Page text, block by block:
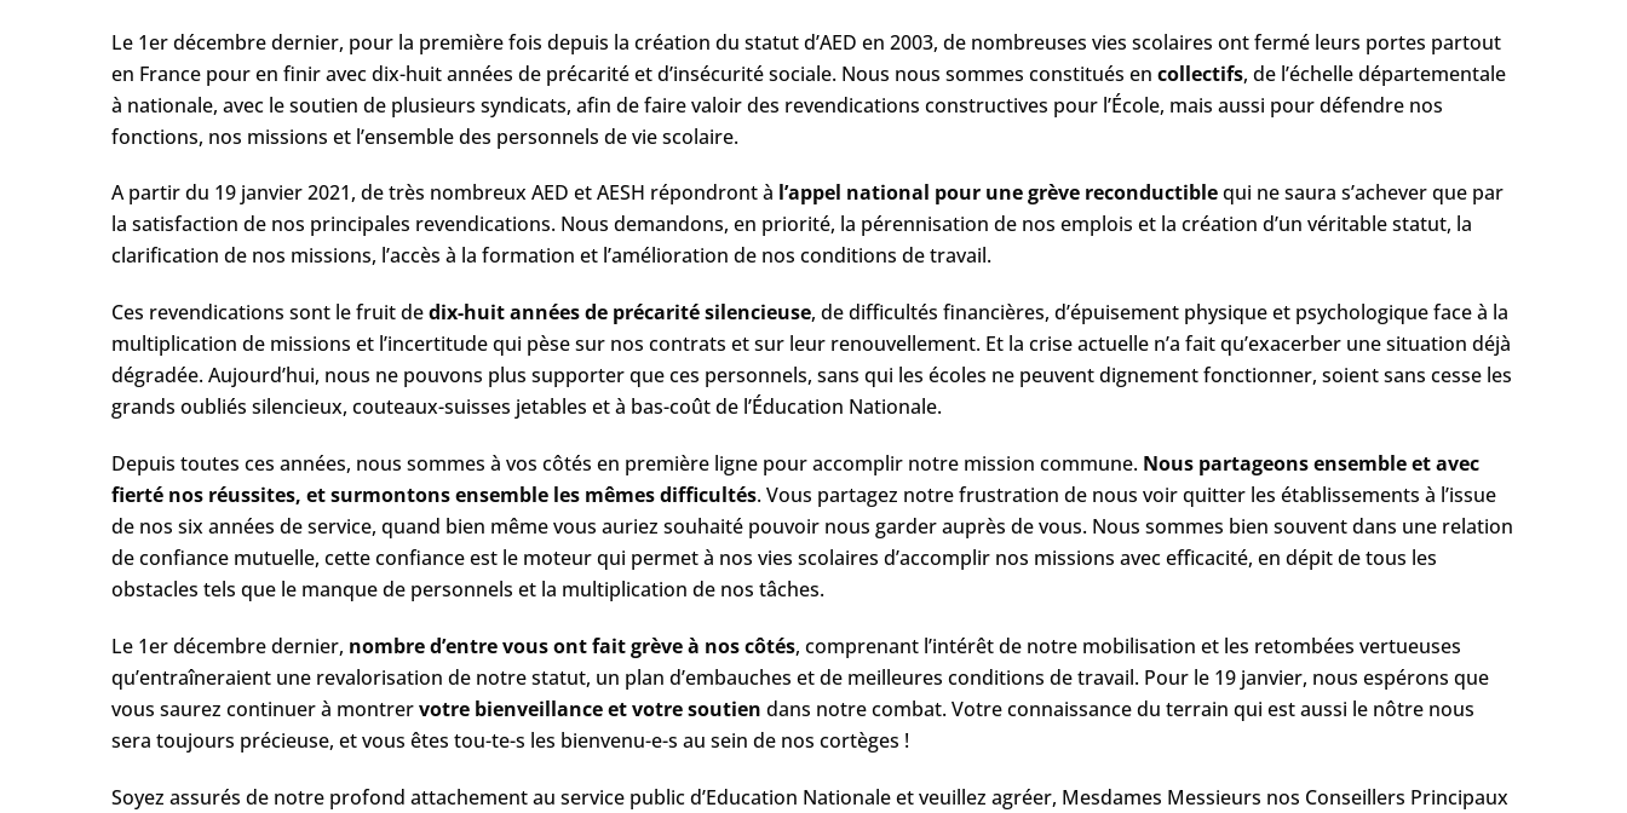
Le 1er décembre dernier, pour la première fois depuis la création du statut d’AED en 2003, de nombreuses vies scolaires ont fermé leurs portes partout
en France pour en finir avec dix-huit années de précarité et d’insécurité sociale. Nous nous sommes constitués en c​ollectifs​, de l’échelle départementale
à nationale, avec le soutien de plusieurs syndicats, afin de faire valoir des revendications constructives pour l’École, mais aussi pour défendre nos
fonctions, nos missions et l’ensemble des personnels de vie scolaire.
A partir du 19 janvier 2021, de très nombreux AED et AESH répondront à​ l’appel national pour une grève reconductible​ qui ne saura s’achever que par
la satisfaction de nos principales revendications. Nous demandons, en priorité, la pérennisation de nos emplois et la création d’un véritable statut, la
clarification de nos missions, l’accès à la formation et l’amélioration de nos conditions de travail.
Ces revendications sont le fruit ded​ix-huit années de précarité silencieuse,​ de difficultés financières, d’épuisement physique et psychologique face à la
multiplication de missions et l’incertitude qui pèse sur nos contrats et sur leur renouvellement. Et la crise actuelle n’a fait qu’exacerber une situation déjà
dégradée. Aujourd’hui, nous ne pouvons plus supporter que ces personnels, sans qui les écoles ne peuvent dignement fonctionner, soient sans cesse les
grands oubliés silencieux, couteaux-suisses jetables et à bas-coût de l’Éducation Nationale.
Depuis toutes ces années, nous sommes à vos côtés en première ligne pour accomplir notre mission commune. ​ Nous partageons ensemble et avec
fierté nos réussites, et surmontons ensemble les mêmes difficultés​. Vous partagez notre frustration de nous voir quitter les établissements à l’issue
de nos six années de service, quand bien même vous auriez souhaité pouvoir nous garder auprès de vous. Nous sommes bien souvent dans une relation
de confiance mutuelle, cette confiance est le moteur qui permet à nos vies scolaires d’accomplir nos missions avec efficacité, en dépit de tous les
obstacles tels que le manque de personnels et la multiplication de nos tâches.
Le 1er décembre dernier, n​ombre d’entre vous ont fait grève à nos côtés​, comprenant l’intérêt de notre mobilisation et les retombées vertueuses
qu’entraîneraient une revalorisation de notre statut, un plan d’embauches et de meilleures conditions de travail. Pour le 19 janvier, nous espérons que
vous saurez continuer à montrer ​votre bienveillance et votre soutien ​ dans notre combat. Votre connaissance du terrain qui est aussi le nôtre nous
sera toujours précieuse, et vous êtes tou-te-s les bienvenu-e-s au sein de nos cortèges !
Soyez assurés de notre profond attachement au service public d’Education Nationale ​et veuillez agréer, Mesdames Messieurs nos Conseillers Principaux